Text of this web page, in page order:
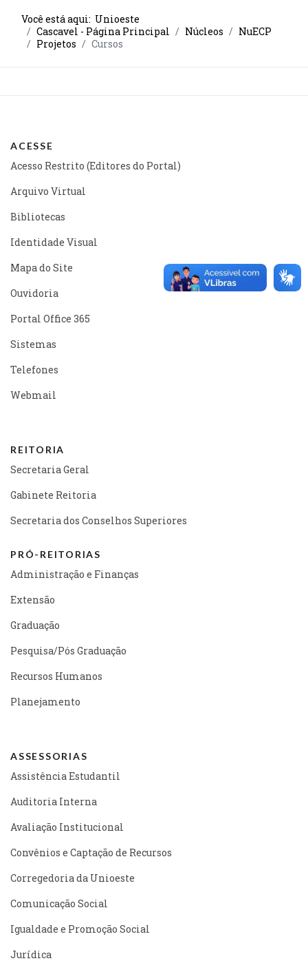
Você está aqui: Unioeste
Cascavel - Página Principal
Núcleos
NuECP
Projetos
Cursos
ACESSE
Acesso Restrito (Editores do Portal)
Arquivo Virtual
Bibliotecas
Identidade Visual
Mapa do Site
Ouvidoria
Portal Office 365
Sistemas
Telefones
Webmail
REITORIA
Secretaria Geral
Gabinete Reitoria
Secretaria dos Conselhos Superiores
PRÓ-REITORIAS
Administração e Finanças
Extensão
Graduação
Pesquisa/Pós Graduação
Recursos Humanos
Planejamento
ASSESSORIAS
Assistência Estudantil
Auditoria Interna
Avaliação Institucional
Convênios e Captação de Recursos
Corregedoria da Unioeste
Comunicação Social
Igualdade e Promoção Social
Jurídica